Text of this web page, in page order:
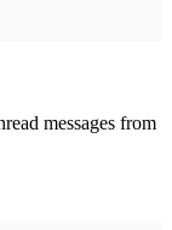
messages from